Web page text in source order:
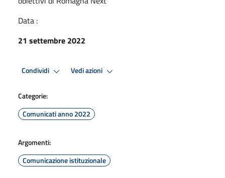
Data :
21 settembre 2022
Condividi Vedi azioni
Categorie:
Comunicati anno 2022
Argomenti:
Comunicazione istituzionale